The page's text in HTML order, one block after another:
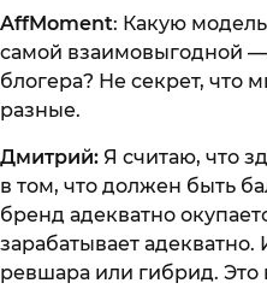
AffMoment: Какую
самой взаимовыгодной
блогера? Не секрет, что
разные.
Дмитрий: Я считаю, что
в том, что должен быть
бренд адекватно
зарабатывает адекватно.
ревшара или гибрид. Это